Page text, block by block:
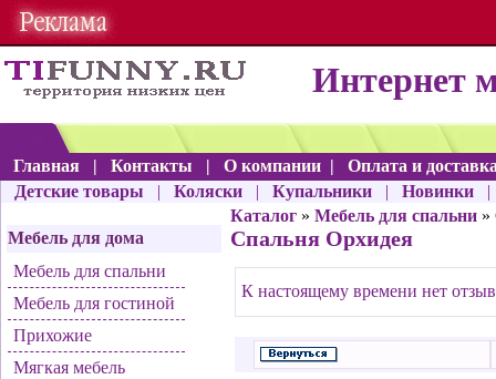
Интернет
Главная | Контакты | О компании |
Оплата и
Детские товары
| Коляски | Купальники | Новинки
Мебель для дома
Мебель для спальни
Мебель для гостиной
Прихожие
Мягкая мебель
Каталог » Мебель для спальни »
Спальня Орхидея
К настоящему времени нет